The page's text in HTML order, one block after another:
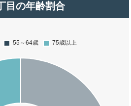
目の年齢割合